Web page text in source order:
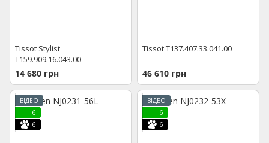
Tissot Stylist
T159.909.16.043.00
14 680 грн
Tissot T137.407.33.041.00
46 610 грн
ВІДЕО
6
6
ВІДЕО
6
6